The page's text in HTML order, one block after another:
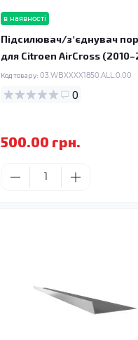
в наявності
Підсилювач/зʼєднувач
для Citroen AirCross
Код товару: 03.WBXXXX1850.ALL.0.00
0
500.00 грн.